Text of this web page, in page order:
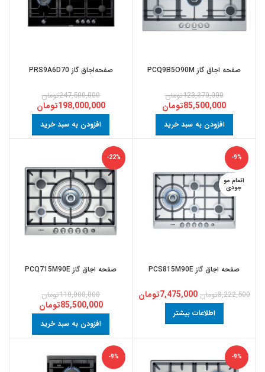
صفحه اجاق گاز PCQ9B5O90M
123,370,000تومان
85,500,000تومان
افزودن به سبد خرید
صفحه‌اجاق گاز PRS9A6D70
247,500,000تومان
198,000,000تومان
افزودن به سبد خرید
-9%
اتمام مو
جودی
صفحه اجاق گاز PCS815M90E
8,222,500تومان 7,475,000تومان
اطلاعات بیشتر
-22%
صفحه اجاق گاز PCQ715M90E
110,000,000تومان
85,500,000تومان
افزودن به سبد خرید
-9%
-9%